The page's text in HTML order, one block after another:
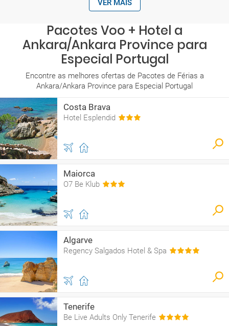
VER MAIS
Pacotes Voo + Hotel a
Ankara/Ankara Province para
Especial Portugal
Encontre as melhores ofertas de Pacotes de Férias a
Ankara/Ankara Province para Especial Portugal
Costa Brava
Hotel Esplendid
Maiorca
O7 Be Klub
Algarve
Regency Salgados Hotel & Spa
Tenerife
Be Live Adults Only Tenerife